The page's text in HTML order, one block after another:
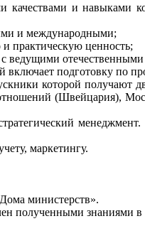
и навыками
и международными;
практическую ценность;
ведущими
включает подготовку по
которой получают
(Швейцария),
маркетингу.
министерств».
полученными знаниями